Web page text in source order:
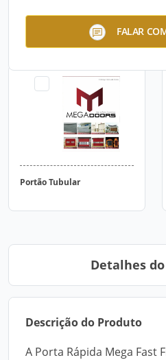
FALAR
Transvision Comercial
Portão Tubular
Detalhes
Descrição do Produto
A Porta Rápida Mega Fast